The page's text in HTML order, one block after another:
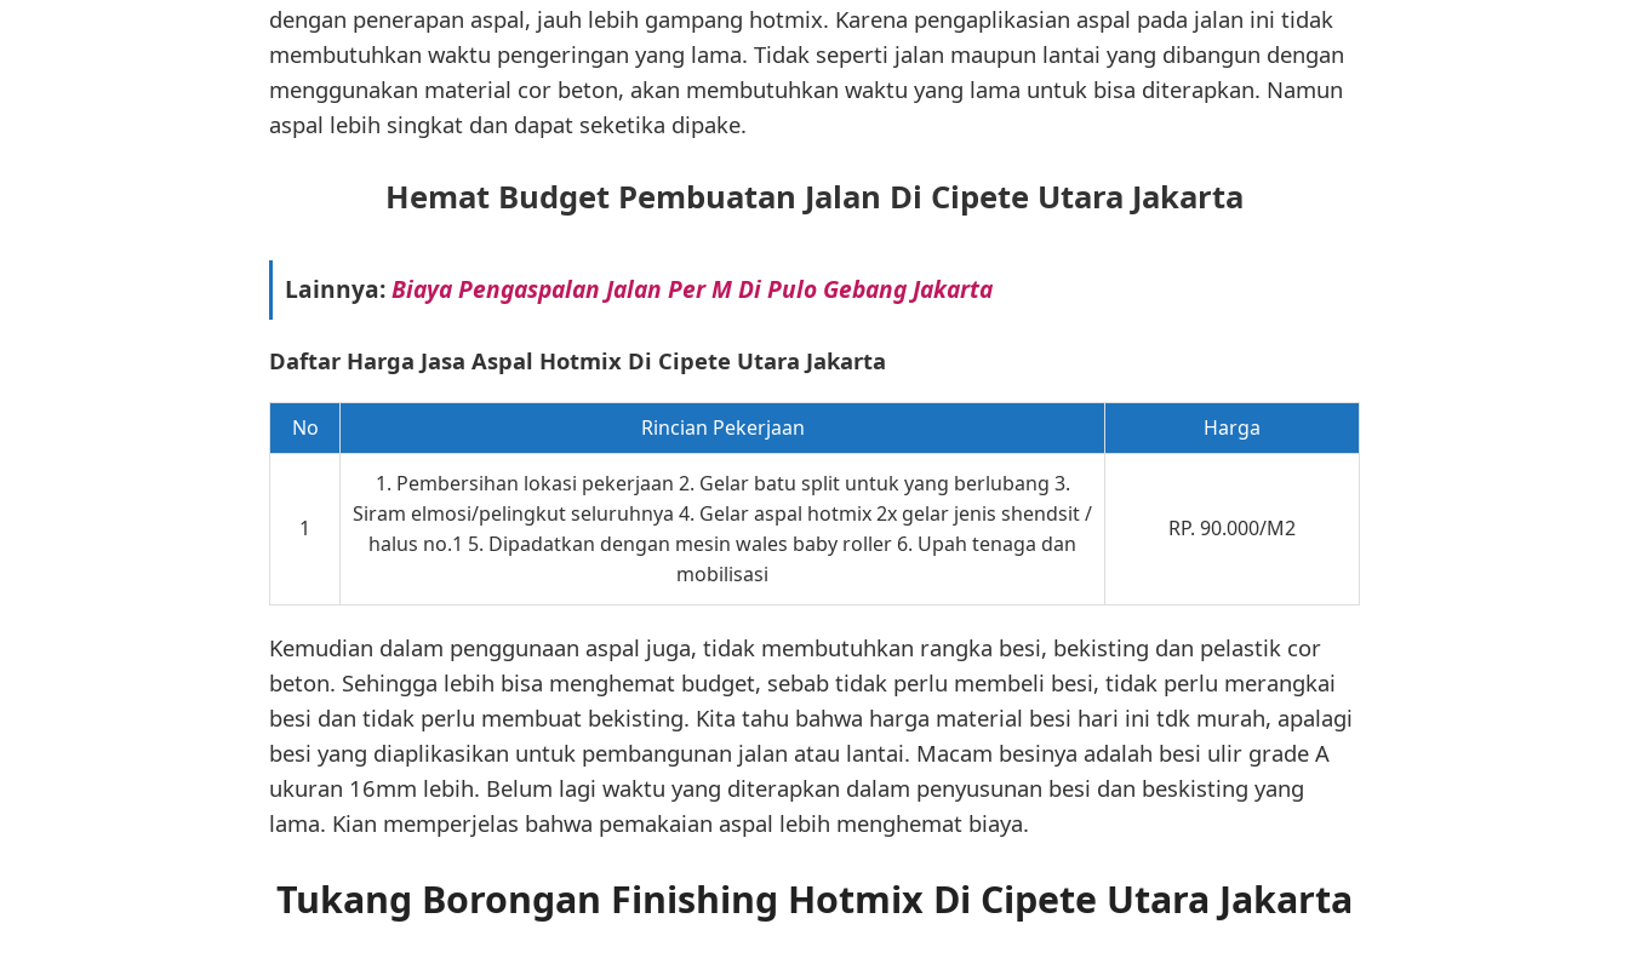
dengan penerapan aspal, jauh lebih gampang hotmix. Karena pengaplikasian aspal pada jalan ini tidak
membutuhkan waktu pengeringan yang lama. Tidak seperti jalan maupun lantai yang dibangun dengan
menggunakan material cor beton, akan membutuhkan waktu yang lama untuk bisa diterapkan. Namun
aspal lebih singkat dan dapat seketika dipake.
Hemat Budget Pembuatan Jalan Di Cipete Utara Jakarta
Lainnya:Biaya Pengaspalan Jalan Per M Di Pulo Gebang Jakarta
Daftar Harga Jasa Aspal Hotmix Di Cipete Utara Jakarta
No Rincian Pekerjaan Harga
1
1. Pembersihan lokasi pekerjaan 2. Gelar batu split untuk yang berlubang 3.
Siram elmosi/pelingkut seluruhnya 4. Gelar aspal hotmix 2x gelar jenis shendsit /
halus no.1 5. Dipadatkan dengan mesin wales baby roller 6. Upah tenaga dan
mobilisasi
RP. 90.000/M2
Kemudian dalam penggunaan aspal juga, tidak membutuhkan rangka besi, bekisting dan pelastik cor
beton. Sehingga lebih bisa menghemat budget, sebab tidak perlu membeli besi, tidak perlu merangkai
besi dan tidak perlu membuat bekisting. Kita tahu bahwa harga material besi hari ini tdk murah, apalagi
besi yang diaplikasikan untuk pembangunan jalan atau lantai. Macam besinya adalah besi ulir grade A
ukuran 16mm lebih. Belum lagi waktu yang diterapkan dalam penyusunan besi dan beskisting yang
lama. Kian memperjelas bahwa pemakaian aspal lebih menghemat biaya.
Tukang Borongan Finishing Hotmix Di Cipete Utara Jakarta